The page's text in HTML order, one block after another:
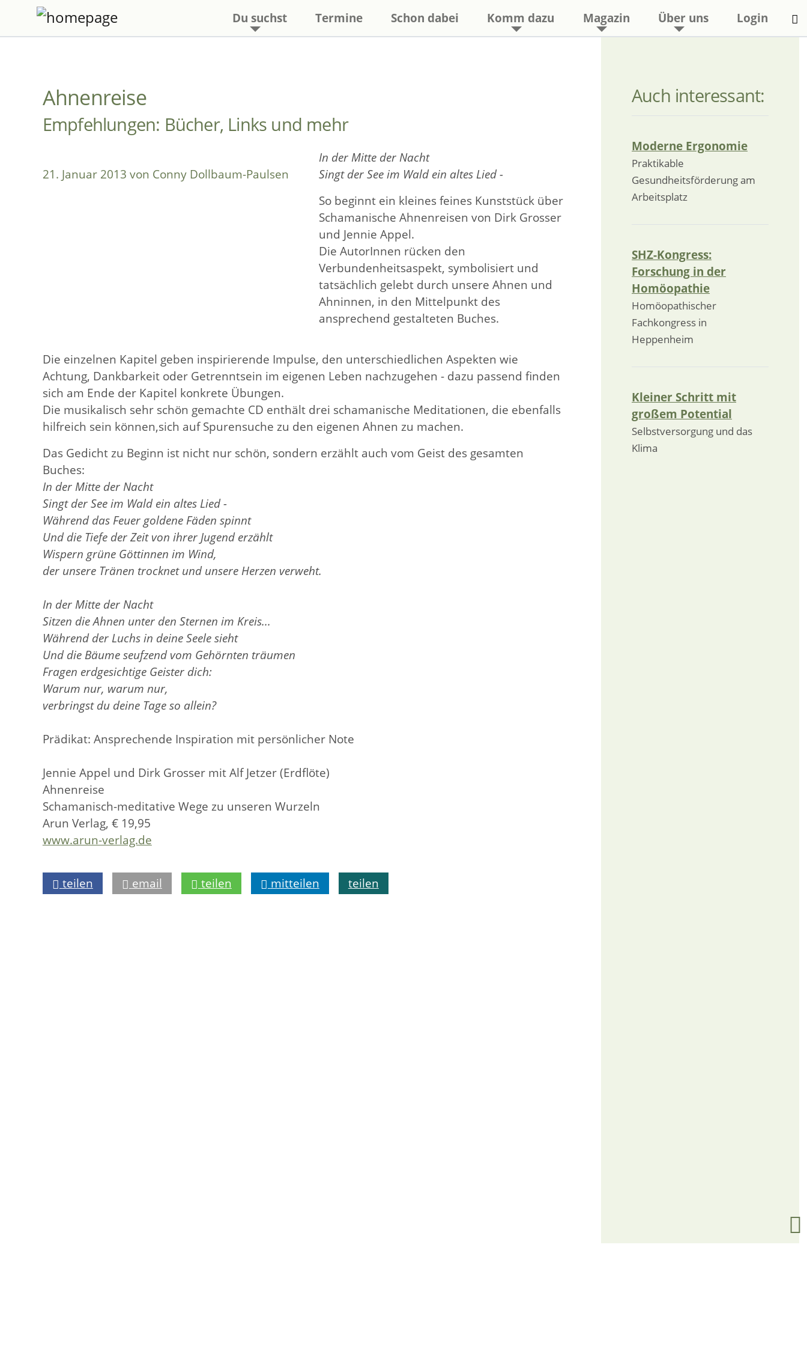
Du suchst Termine Schon dabei Komm dazu Magazin Über uns Login
Ahnenreise
Empfehlungen: Bücher, Links und mehr
21. Januar 2013 von Conny Dollbaum-Paulsen
In der Mitte der Nacht
Singt der See im Wald ein altes Lied -
So beginnt ein kleines feines Kunststück über
Schamanische Ahnenreisen von Dirk Grosser
und Jennie Appel.
Die AutorInnen rücken den
Verbundenheitsaspekt, symbolisiert und
tatsächlich gelebt durch unsere Ahnen und
Ahninnen, in den Mittelpunkt des
ansprechend gestalteten Buches.
Die einzelnen Kapitel geben inspirierende Impulse, den unterschiedlichen Aspekten wie
Achtung, Dankbarkeit oder Getrenntsein im eigenen Leben nachzugehen - dazu passend finden
sich am Ende der Kapitel konkrete Übungen.
Die musikalisch sehr schön gemachte CD enthält drei schamanische Meditationen, die ebenfalls
hilfreich sein können,sich auf Spurensuche zu den eigenen Ahnen zu machen.
Das Gedicht zu Beginn ist nicht nur schön, sondern erzählt auch vom Geist des gesamten
Buches:
In der Mitte der Nacht
Singt der See im Wald ein altes Lied -
Während das Feuer goldene Fäden spinnt
Und die Tiefe der Zeit von ihrer Jugend erzählt
Wispern grüne Göttinnen im Wind,
der unsere Tränen trocknet und unsere Herzen verweht.
In der Mitte der Nacht
Sitzen die Ahnen unter den Sternen im Kreis...
Während der Luchs in deine Seele sieht
Und die Bäume seufzend vom Gehörnten träumen
Fragen erdgesichtige Geister dich:
Warum nur, warum nur,
verbringst du deine Tage so allein?
Prädikat: Ansprechende Inspiration mit persönlicher Note
Jennie Appel und Dirk Grosser mit Alf Jetzer (Erdflöte)
Ahnenreise
Schamanisch-meditative Wege zu unseren Wurzeln
Arun Verlag, € 19,95
www.arun-verlag.de
teilen email teilen mitteilen teilen
Auch interessant:
Moderne Ergonomie
Praktikable
Gesundheitsförderung am
Arbeitsplatz
SHZ-Kongress:
Forschung in der
Homöopathie
Homöopathischer
Fachkongress in
Heppenheim
Kleiner Schritt mit
großem Potential
Selbstversorgung und das
Klima